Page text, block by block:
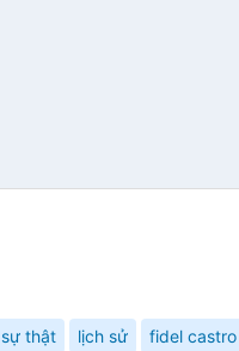
sự thật lịch sử fidel castro